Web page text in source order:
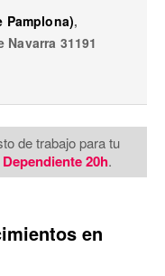
variedad y moda
Pamplona),
Navarra 31191
de trabajo para tu
20h.
en